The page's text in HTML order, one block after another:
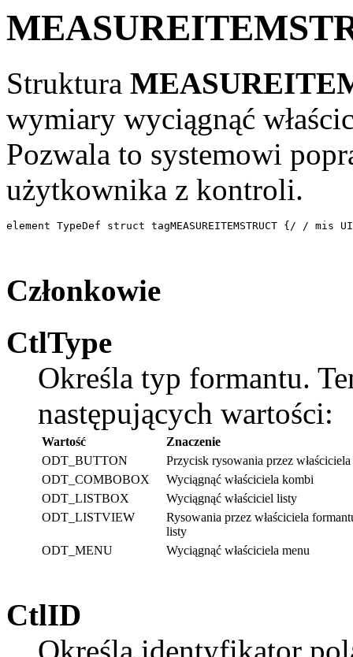
Struktura
wymiary wyciągnąć
Pozwala to systemowi
użytkownika z kontroli.
element TypeDef struct tagMEASUREITEMSTRUCT
Członkowie
CtlType
Określa typ formantu.
następujących wartości:
Wartość
Znaczenie
ODT_BUTTON
Przycisk rysowania przez właściciela
ODT_COMBOBOX
Wyciągnąć właściciela kombi
ODT_LISTBOX
Wyciągnąć właściciel listy
ODT_LISTVIEW
Rysowania przez właściciela
listy
ODT_MENU
Wyciągnąć właściciela menu
CtlID